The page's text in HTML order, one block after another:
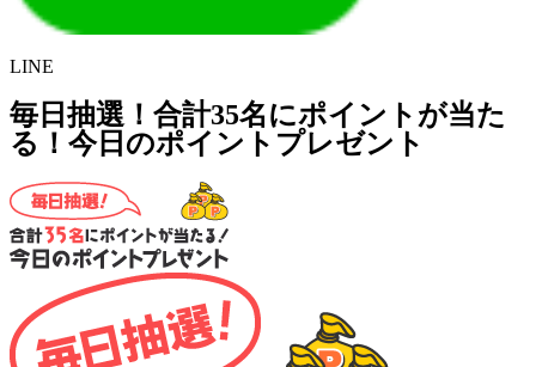
LINE
毎日抽選！合計35名にポイントが当た
る！今日のポイントプレゼント